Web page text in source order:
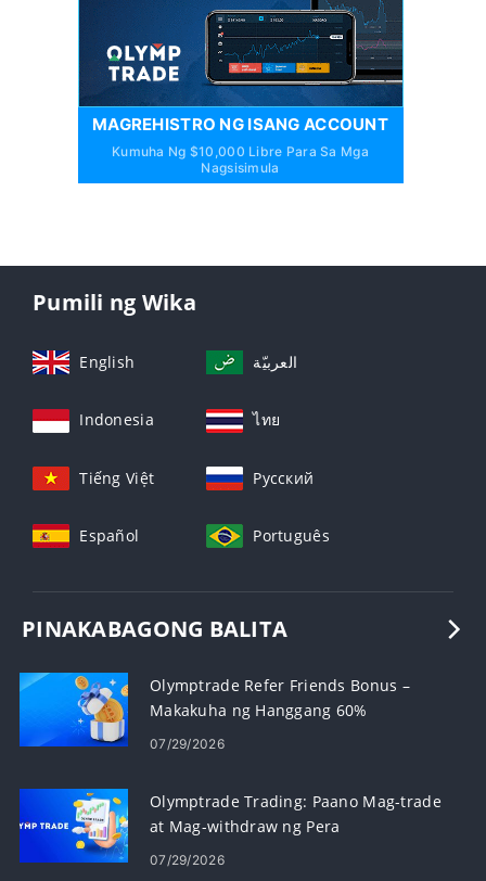
MAGREHISTRO NG ISANG ACCOUNT
Kumuha Ng $10,000 Libre Para Sa Mga
Nagsisimula
Pumili ng Wika
English العربيّة
Indonesia ไทย
Tiếng Việt Русский
Español Português
PINAKABAGONG BALITA
Olymptrade Refer Friends Bonus –
Makakuha ng Hanggang 60%
Commission on Referrals
07/29/2026
Olymptrade Trading: Paano Mag-trade
at Mag-withdraw ng Pera
07/29/2026